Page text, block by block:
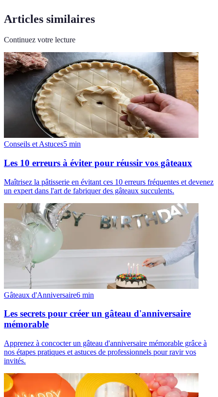
Articles similaires
Continuez votre lecture
Conseils et Astuces5 min
Les 10 erreurs à éviter pour réussir vos gâteaux
Maîtrisez la pâtisserie en évitant ces 10 erreurs fréquentes et devenez
un expert dans l'art de fabriquer des gâteaux succulents.
Gâteaux d'Anniversaire6 min
Les secrets pour créer un gâteau d'anniversaire
mémorable
Apprenez à concocter un gâteau d'anniversaire mémorable grâce à
nos étapes pratiques et astuces de professionnels pour ravir vos
invités.